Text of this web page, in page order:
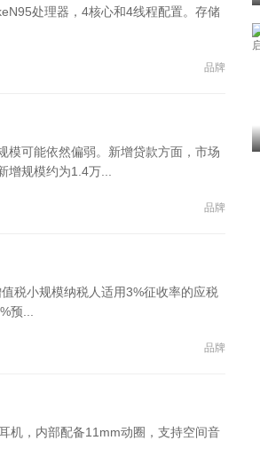
处理器，4核心和4线程配置。存储
品牌
模可能依然偏弱。新增贷款方面，市场
规模约为1.4万...
品牌
税小规模纳税人适用3%征收率的应税
预...
品牌
机，内部配备11mm动圈，支持空间音